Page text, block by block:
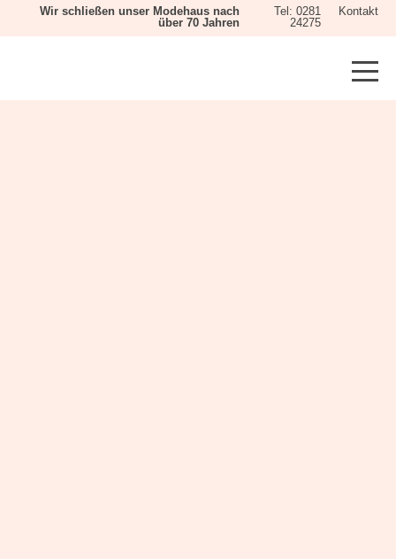
Wir schließen unser Modehaus nach
über 70 Jahren
Tel: 0281
24275
Kontakt